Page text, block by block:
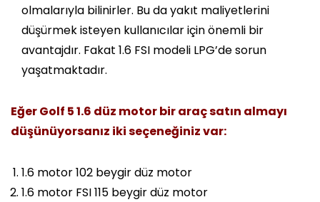
olmalarıyla bilinirler. Bu da yakıt maliyetlerini
düşürmek isteyen kullanıcılar için önemli bir
avantajdır. Fakat 1.6 FSI modeli LPG’de sorun
yaşatmaktadır.
Eğer Golf 5 1.6 düz motor bir araç satın almayı
düşünüyorsanız iki seçeneğiniz var:
1.6 motor 102 beygir düz motor
1.6 motor FSI 115 beygir düz motor